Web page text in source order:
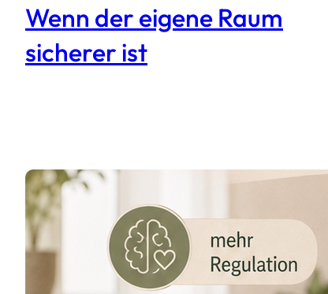
Wenn der eigene Raum
sicherer ist